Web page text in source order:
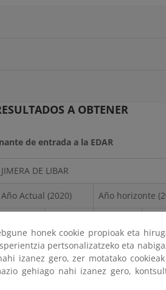
A OBTENER
de entrada a la EDAR
JIMERA DE LIBAR
Año Actual (2020) Año horizonte
376 901 456
honek cookie propioak eta
pertsonalizatzeko eta
izanez gero, zer motatako
gehiago nahi izanez gero,